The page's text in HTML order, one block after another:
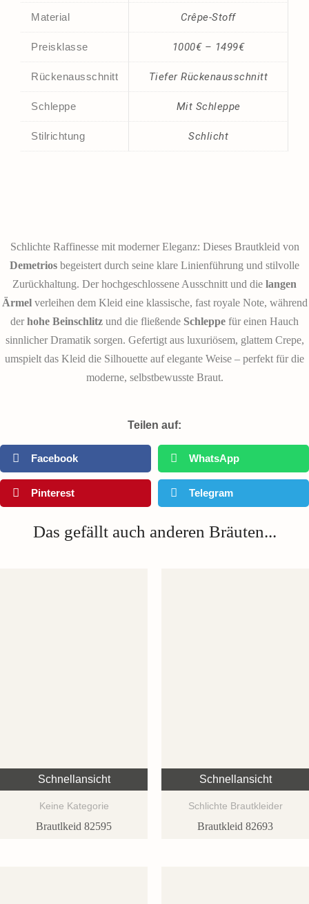
Material Crêpe-Stoff
Preisklasse 1000€ – 1499€
Rückenausschnitt Tiefer Rückenausschnitt
Schleppe Mit Schleppe
Stilrichtung Schlicht
Schlichte Raffinesse mit moderner Eleganz: Dieses Brautkleid von
Demetrios begeistert durch seine klare Linienführung und stilvolle
Zurückhaltung. Der hochgeschlossene Ausschnitt und die langen
Ärmelverleihen dem Kleid eine klassische, fast royale Note, während
derhohe Beinschlitz und die fließende Schleppe für einen Hauch
sinnlicher Dramatik sorgen. Gefertigt aus luxuriösem, glattem Crepe,
umspielt das Kleid die Silhouette auf elegante Weise – perfekt für die
moderne, selbstbewusste Braut.
Teilen auf:
Facebook WhatsApp
Pinterest Telegram
Das gefällt auch anderen Bräuten...
Schnellansicht
Keine Kategorie
Brautlkeid 82595
Schnellansicht
Schlichte Brautkleider
Brautkleid 82693